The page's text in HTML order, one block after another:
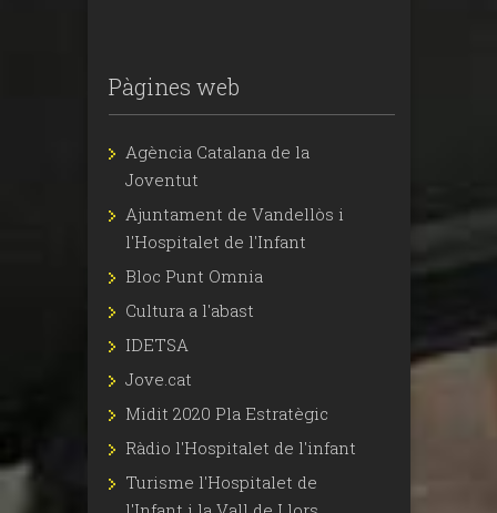
Pàgines web
Agència Catalana de la
Joventut
Ajuntament de Vandellòs i
l'Hospitalet de l'Infant
Bloc Punt Omnia
Cultura a l'abast
IDETSA
Jove.cat
Midit 2020 Pla Estratègic
Ràdio l'Hospitalet de l'infant
Turisme l'Hospitalet de